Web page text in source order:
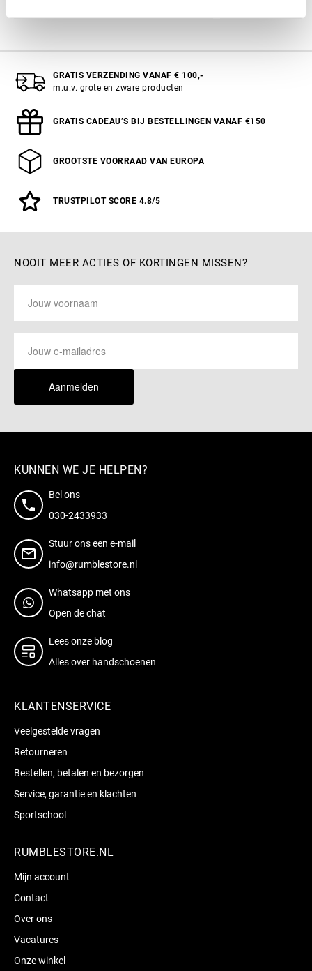
GRATIS VERZENDING VANAF € 100,-
m.u.v. grote en zware producten
GRATIS CADEAU’S BIJ BESTELLINGEN VANAF €150
GROOTSTE VOORRAAD VAN EUROPA
TRUSTPILOT SCORE 4.8/5
NOOIT MEER ACTIES OF KORTINGEN MISSEN?
Aanmelden
KUNNEN WE JE HELPEN?
Bel ons
030-2433933
Stuur ons een e-mail
info@rumblestore.nl
Whatsapp met ons
Open de chat
Lees onze blog
Alles over handschoenen
KLANTENSERVICE
Veelgestelde vragen
Retourneren
Bestellen, betalen en bezorgen
Service, garantie en klachten
Sportschool
RUMBLESTORE.NL
Mijn account
Contact
Over ons
Vacatures
Onze winkel